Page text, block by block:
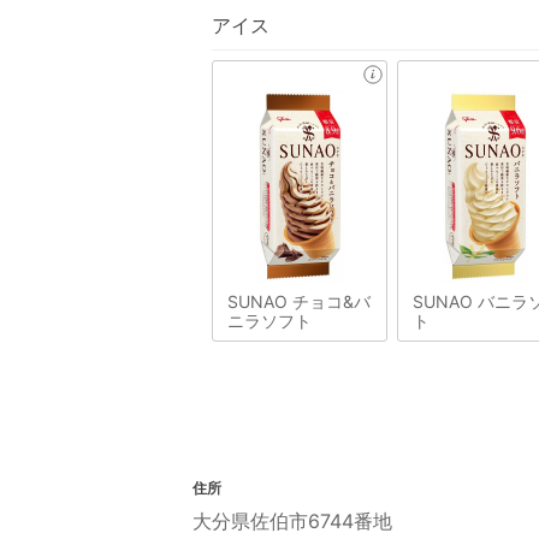
アイス
SUNAO チョコ&バ
ニラソフト
SUNAO バニラ
ト
住所
大分県佐伯市6744番地